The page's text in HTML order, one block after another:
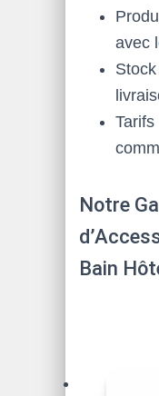
avec
Notre
Bain